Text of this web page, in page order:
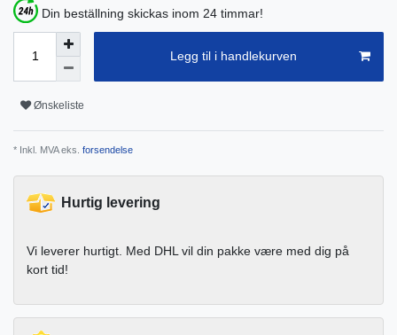
Din beställning skickas inom 24 timmar!
Legg til i handlekurven
Ønskeliste
* Inkl. MVA eks. forsendelse
Hurtig levering
Vi leverer hurtigt. Med DHL vil din pakke være med dig på
kort tid!